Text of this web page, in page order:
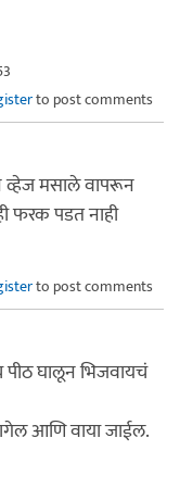
to post comments
व्हेज मसाले वापरून
फरक पडत नाही
to post comments
पीठ घालून भिजवायचं
आणि वाया जाईल.